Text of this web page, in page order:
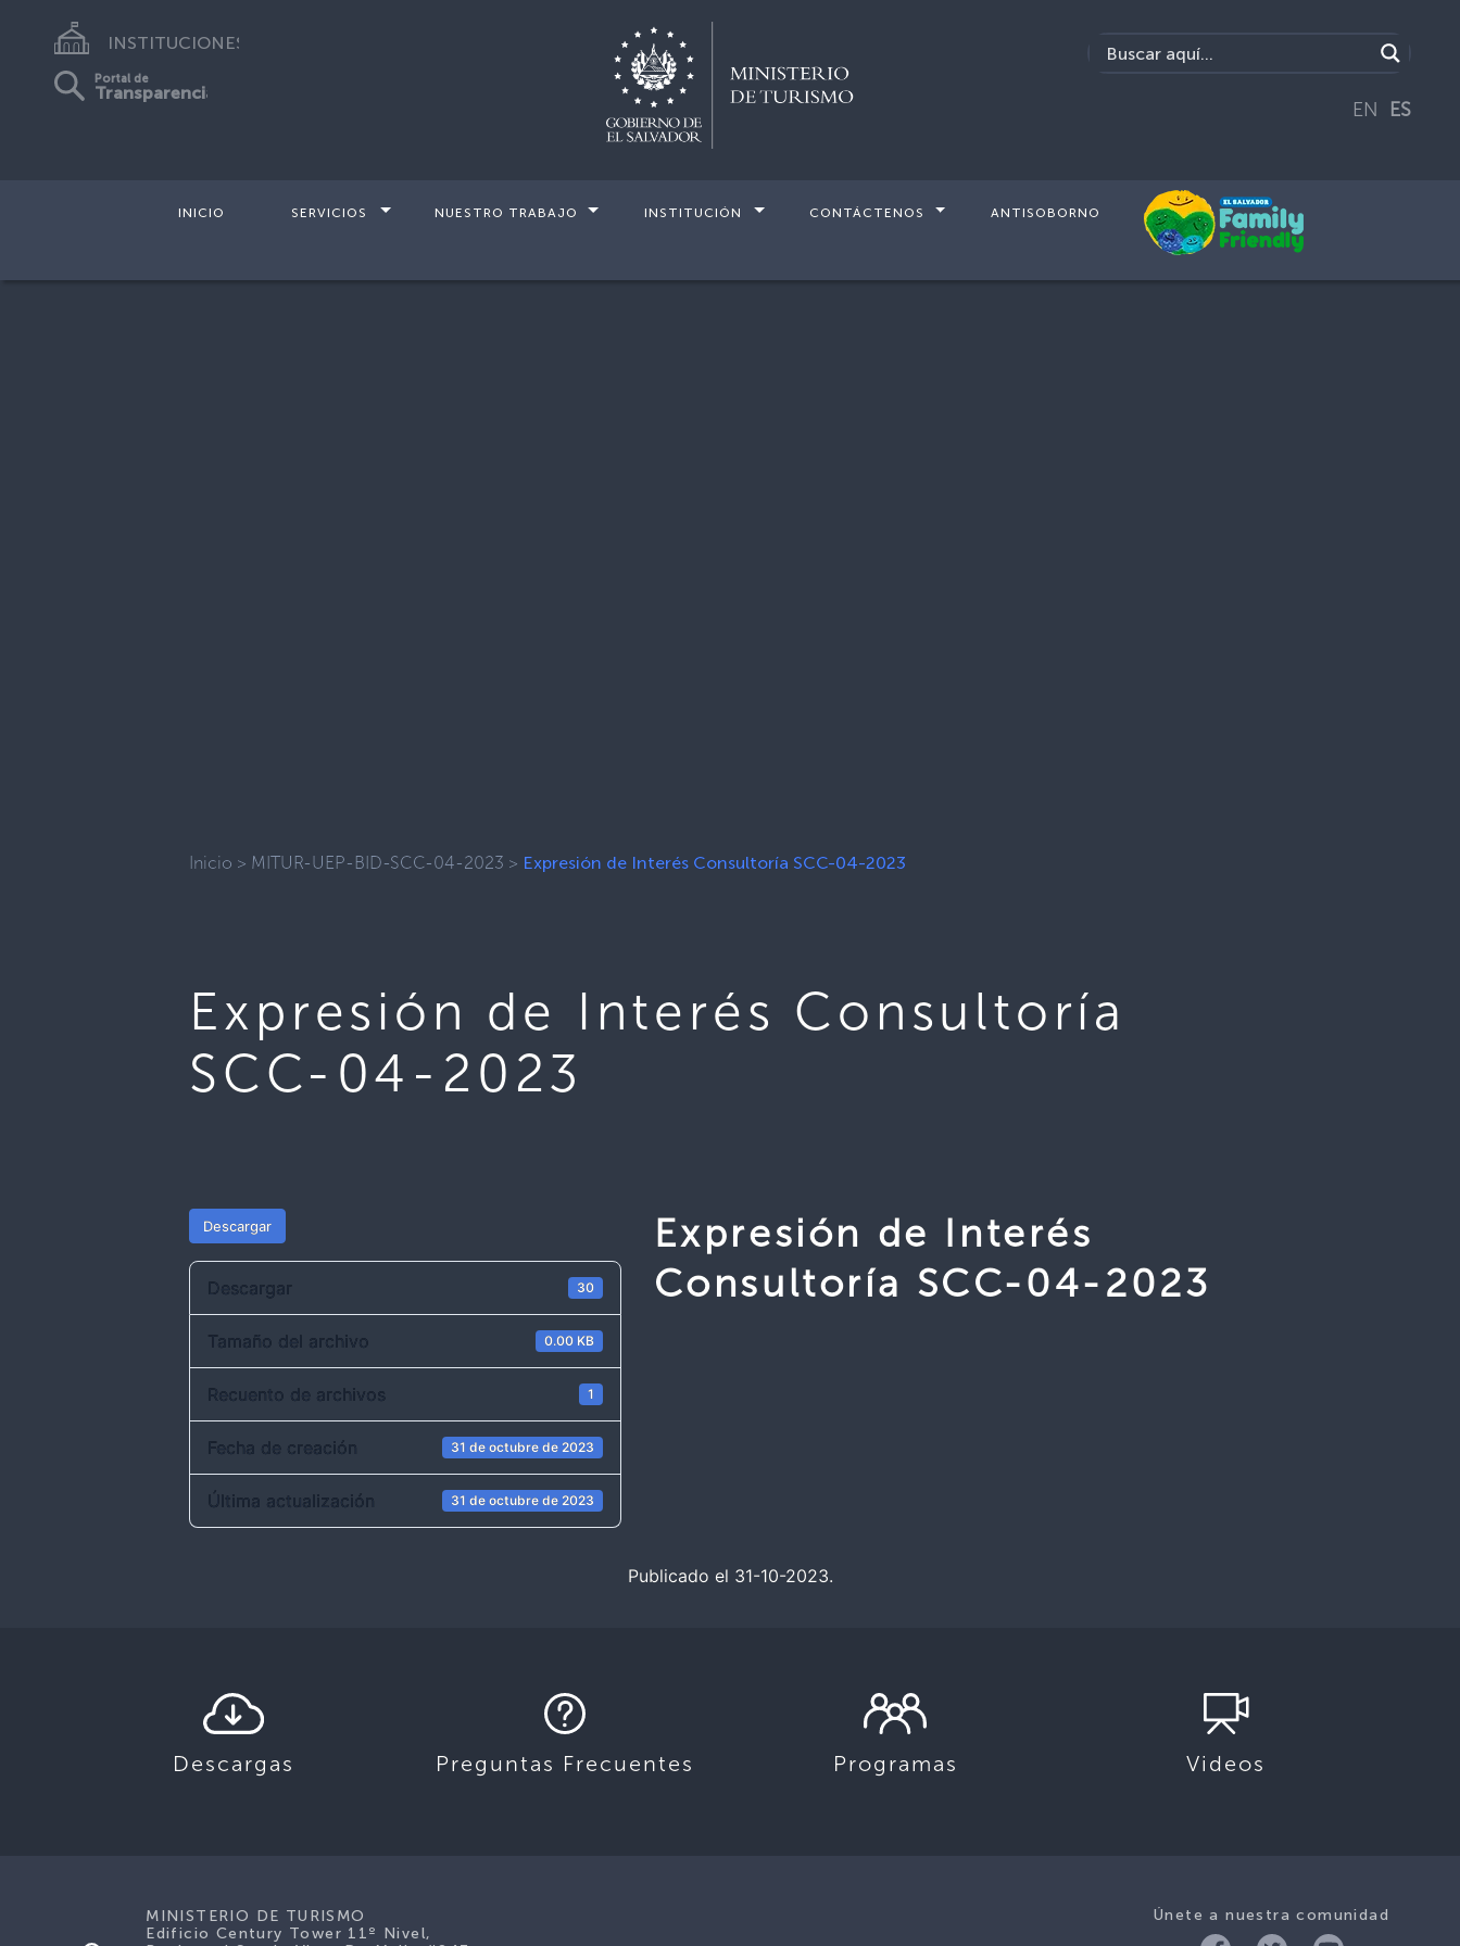
INSTITUCIONES
Portal de
Transparencia
EN ES
INICIO SERVICIOS NUESTRO TRABAJO INSTITUCIÓN CONTÁCTENOS ANTISOBORNO
Inicio > MITUR-UEP-BID-SCC-04-2023 > Expresión de Interés Consultoría SCC-04-2023
Expresión de Interés Consultoría
SCC-04-2023
Descargar
Descargar 30
Tamaño del archivo 0.00 KB
Recuento de archivos 1
Fecha de creación 31 de octubre de 2023
Última actualización 31 de octubre de 2023
Expresión de Interés
Consultoría SCC-04-2023
Publicado el 31-10-2023.
Descargas Preguntas Frecuentes Programas Videos
Únete a nuestra comunidad
MINISTERIO DE TURISMO
Edificio Century Tower 11º Nivel,